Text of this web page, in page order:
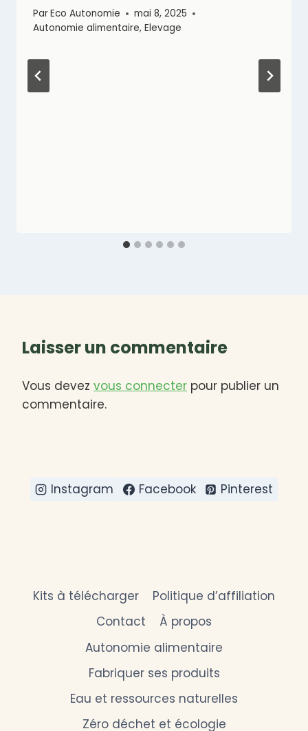
ParEco Autonomie
mai 8, 2025
Autonomie alimentaire, Elevage
Laisser un commentaire
Vous devez vous connecter pour publier un
commentaire.
Instagram Facebook Pinterest
Kits à télécharger
Politique d’affiliation
Contact
À propos
Autonomie alimentaire
Fabriquer ses produits
Eau et ressources naturelles
Zéro déchet et écologie